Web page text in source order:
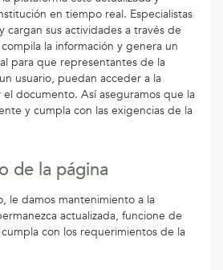
en tiempo real. Especialistas
cargan sus actividades a través de
la información y genera un
para que representantes de la
usuario, puedan acceder a la
documento. Así aseguramos que la
y cumpla con las exigencias de la
de la página
le damos mantenimiento a la
actualizada, funcione de
con los requerimientos de la